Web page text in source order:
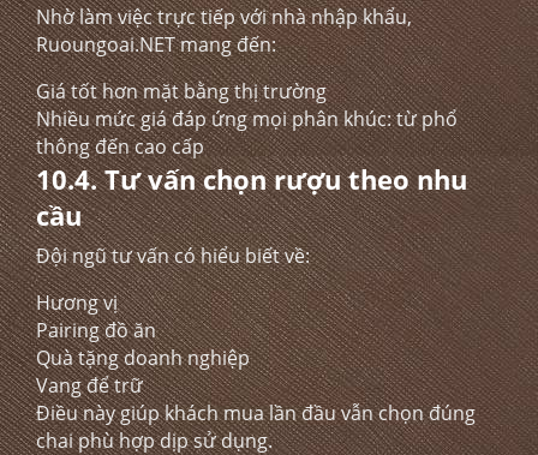
Nhờ làm việc trực tiếp với nhà nhập khẩu,
Ruoungoai.NET mang đến:
Giá tốt hơn mặt bằng thị trường
Nhiều mức giá đáp ứng mọi phân khúc: từ phổ
thông đến cao cấp
10.4. Tư vấn chọn rượu theo nhu
cầu
Đội ngũ tư vấn có hiểu biết về:
Hương vị
Pairing đồ ăn
Quà tặng doanh nghiệp
Vang để trữ
Điều này giúp khách mua lần đầu vẫn chọn đúng
chai phù hợp dịp sử dụng.